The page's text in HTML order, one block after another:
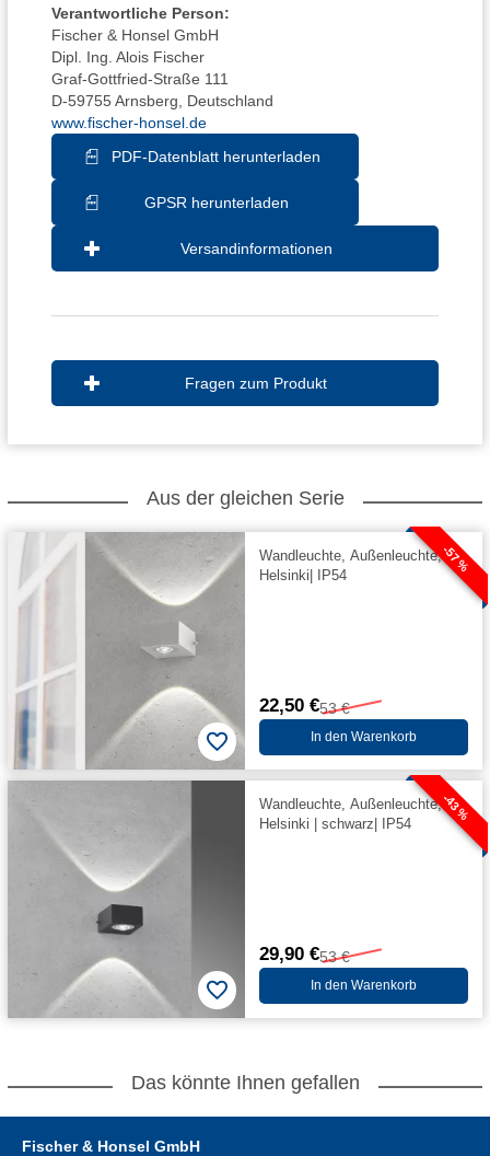
Verantwortliche Person:
Fischer & Honsel GmbH
Dipl. Ing. Alois Fischer
Graf-Gottfried-Straße 111
D-59755 Arnsberg, Deutschland
www.fischer-honsel.de
PDF-Datenblatt herunterladen
GPSR herunterladen
Versandinformationen
Fragen zum Produkt
Aus der gleichen Serie
-57 %
Wandleuchte, Außenleuchte,
Helsinki| IP54
22,50 €53 €
In den Warenkorb
-43 %
Wandleuchte, Außenleuchte,
Helsinki | schwarz| IP54
29,90 €53 €
In den Warenkorb
Das könnte Ihnen gefallen
Fischer & Honsel GmbH